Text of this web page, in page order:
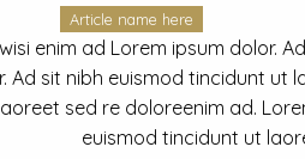
Article name here
enim ad Lorem ipsum dolor.
Ad sit nibh euismod tincidunt
sed re doloreenim ad.
euismod tincidunt ut